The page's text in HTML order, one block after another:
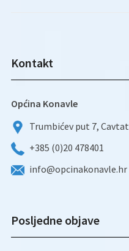
Kontakt
Općina Konavle
Trumbićev put 7, Cavtat
+385 (0)20 478401
info@opcinakonavle.hr
Posljedne objave